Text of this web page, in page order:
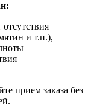
и т.п.),
прием заказа без